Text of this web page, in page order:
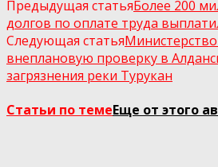
Предыдущая статьяБолее 200
долгов по оплате труда
Следующая статья
внеплановую проверку в
загрязнения реки Турукан
Статьи по темеЕще от этого